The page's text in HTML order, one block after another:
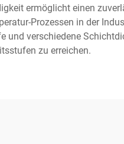
ermöglicht einen
Prozessen in der
verschiedene
zu erreichen.